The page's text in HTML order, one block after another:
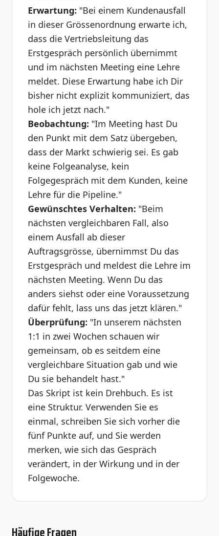
Erwartung: "Bei einem Kundenausfall
in dieser Grössenordnung erwarte ich,
dass die Vertriebsleitung das
Erstgespräch persönlich übernimmt
und im nächsten Meeting eine Lehre
meldet. Diese Erwartung habe ich Dir
bisher nicht explizit kommuniziert, das
hole ich jetzt nach."
Beobachtung: "Im Meeting hast Du
den Punkt mit dem Satz übergeben,
dass der Markt schwierig sei. Es gab
keine Folgeanalyse, kein
Folgegespräch mit dem Kunden, keine
Lehre für die Pipeline."
Gewünschtes Verhalten: "Beim
nächsten vergleichbaren Fall, also
einem Ausfall ab dieser
Auftragsgrösse, übernimmst Du das
Erstgespräch und meldest die Lehre im
nächsten Meeting. Wenn Du das
anders siehst oder eine Voraussetzung
dafür fehlt, lass uns das jetzt klären."
Überprüfung: "In unserem nächsten
1:1 in zwei Wochen schauen wir
gemeinsam, ob es seitdem eine
vergleichbare Situation gab und wie
Du sie behandelt hast."
Das Skript ist kein Drehbuch. Es ist
eine Struktur. Verwenden Sie es
einmal, schreiben Sie sich vorher die
fünf Punkte auf, und Sie werden
merken, wie sich das Gespräch
verändert, in der Wirkung und in der
Folgewoche.